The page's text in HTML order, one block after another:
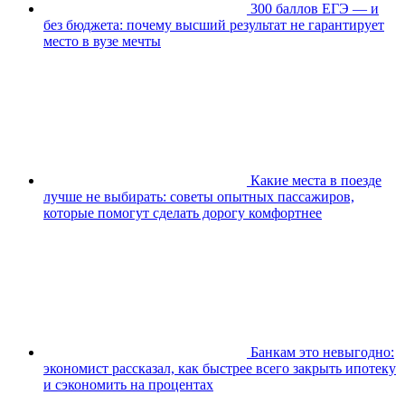
300 баллов ЕГЭ — и
без бюджета: почему высший результат не гарантирует
место в вузе мечты
Какие места в поезде
лучше не выбирать: советы опытных пассажиров,
которые помогут сделать дорогу комфортнее
Банкам это невыгодно:
экономист рассказал, как быстрее всего закрыть ипотеку
и сэкономить на процентах